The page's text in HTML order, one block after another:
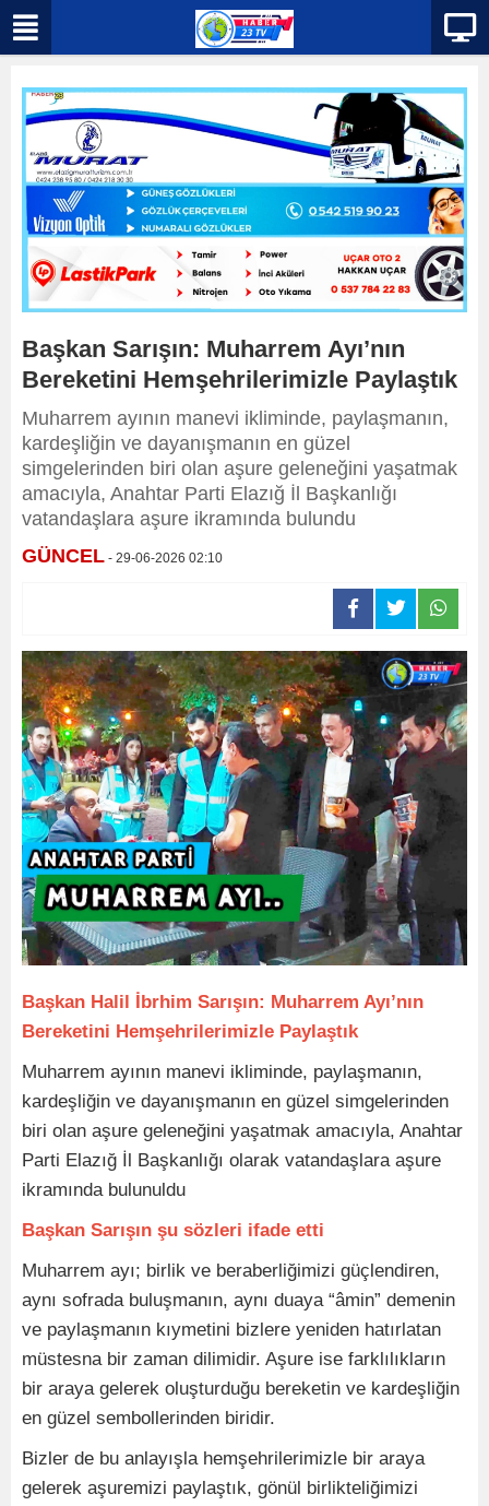
Başkan Sarışın: Muharrem Ayı’nın
Bereketini Hemşehrilerimizle Paylaştık
Muharrem ayının manevi ikliminde, paylaşmanın,
kardeşliğin ve dayanışmanın en güzel
simgelerinden biri olan aşure geleneğini yaşatmak
amacıyla, Anahtar Parti Elazığ İl Başkanlığı
vatandaşlara aşure ikramında bulundu
GÜNCEL - 29-06-2026 02:10
Başkan Halil İbrhim Sarışın: Muharrem Ayı’nın
Bereketini Hemşehrilerimizle Paylaştık
Muharrem ayının manevi ikliminde, paylaşmanın,
kardeşliğin ve dayanışmanın en güzel simgelerinden
biri olan aşure geleneğini yaşatmak amacıyla, Anahtar
Parti Elazığ İl Başkanlığı olarak vatandaşlara aşure
ikramında bulunuldu
Başkan Sarışın şu sözleri ifade etti
Muharrem ayı; birlik ve beraberliğimizi güçlendiren,
aynı sofrada buluşmanın, aynı duaya “âmin” demenin
ve paylaşmanın kıymetini bizlere yeniden hatırlatan
müstesna bir zaman dilimidir. Aşure ise farklılıkların
bir araya gelerek oluşturduğu bereketin ve kardeşliğin
en güzel sembollerinden biridir.
Bizler de bu anlayışla hemşehrilerimizle bir araya
gelerek aşuremizi paylaştık, gönül birlikteliğimizi